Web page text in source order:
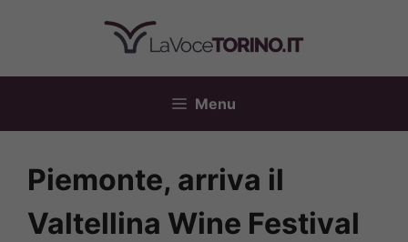
contenuto
Menu
Piemonte, arriva il
Valtellina Wine Festival